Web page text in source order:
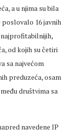
a u njima su bila
poslovalo 16 javnih
najprofitabilnijih,
od kojih su četiri
sa najvećom
preduzeća, osam
društvima sa
navedene JP